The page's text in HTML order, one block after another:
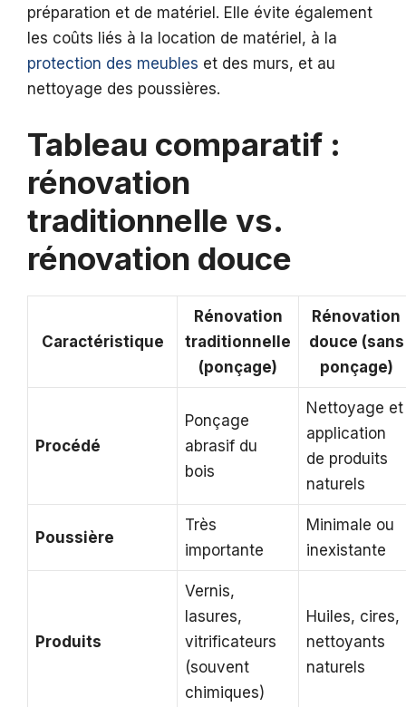
préparation et de matériel. Elle évite également
les coûts liés à la location de matériel, à la
protection des meubles et des murs, et au
nettoyage des poussières.
Tableau comparatif :
rénovation
traditionnelle vs.
rénovation douce
Caractéristique
Rénovation
traditionnelle
(ponçage)
Rénovation
douce (sans
ponçage)
Procédé
Ponçage
abrasif du
bois
Nettoyage et
application
de produits
naturels
Poussière
Très
importante
Minimale ou
inexistante
Produits
Vernis,
lasures,
vitrificateurs
(souvent
chimiques)
Huiles, cires,
nettoyants
naturels